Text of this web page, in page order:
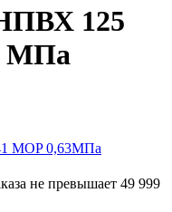
125
МПа
не превышает 49 999